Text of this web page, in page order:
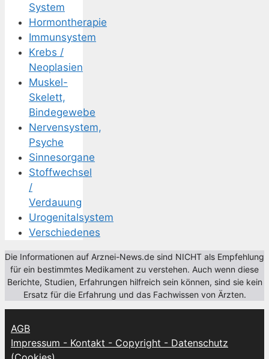
System
Hormontherapie
Immunsystem
Krebs /
Neoplasien
Muskel-
Skelett,
Bindegewebe
Nervensystem,
Psyche
Sinnesorgane
Stoffwechsel
/
Verdauung
Urogenitalsystem
Verschiedenes
Die Informationen auf Arznei-News.de sind NICHT als Empfehlung
für ein bestimmtes Medikament zu verstehen. Auch wenn diese
Berichte, Studien, Erfahrungen hilfreich sein können, sind sie kein
Ersatz für die Erfahrung und das Fachwissen von Ärzten.
AGB
Impressum - Kontakt - Copyright - Datenschutz